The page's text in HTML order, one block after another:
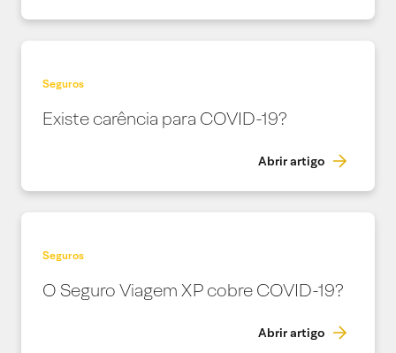
Seguros
Existe carência para COVID-19?
Abrir artigo
Seguros
O Seguro Viagem XP cobre COVID-19?
Abrir artigo